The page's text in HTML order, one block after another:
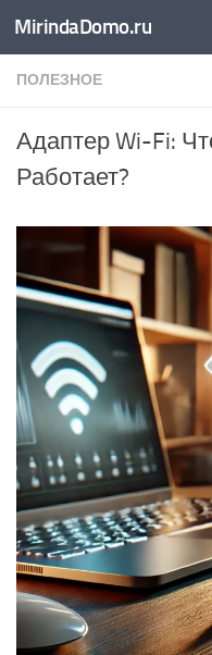
Перейти к
MirindaDomo.ru
ПОЛЕЗНОЕ
Адаптер Wi-Fi:
Работает?